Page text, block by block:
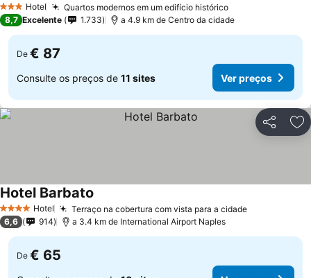
3 EstrelasHotel Quartos modernos em um edifício históricoVer preços
8,7 Excelente 1.733 a 4.9 km de Centro da cidade
De € 87
Consulte os preços de 11 sites Ver preços
Partilhar
4 EstrelasHotel Terraço na cobertura com vista para a cidadeVer preços
Hotel Barbato
6,6 914 a 3.4 km de International Airport Naples
De € 65